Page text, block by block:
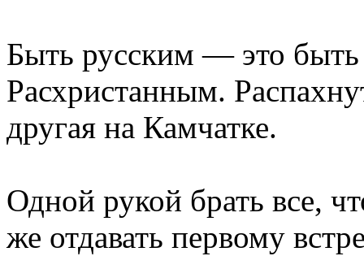
Быть русским — это быть
Расхристанным.
другая на Камчатке.
Одной рукой брать все,
же отдавать первому